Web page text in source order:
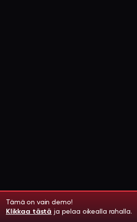
Tämä on vain demo!
Klikkaa tästä ja pelaa oikealla rahalla.